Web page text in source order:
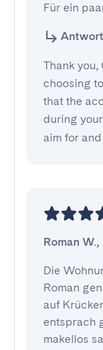
Für ein
Thank
choosing
that the
during
aim for
Roman W.,
Die
Roman
auf
entsprach
makellos